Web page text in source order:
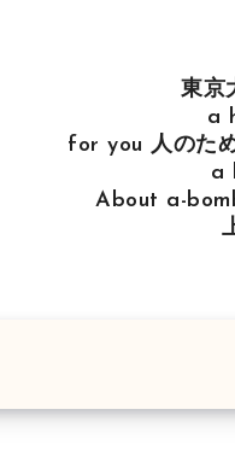
東京
a
for you 人のた
a
About a-